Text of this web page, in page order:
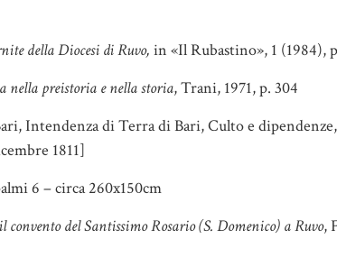
della Diocesi di Ruvo, in «Il Rubastino», 1 (1984),
nella preistoria e nella storia, Trani, 1971, p. 304
Intendenza di Terra di Bari, Culto e
1811]
6 – circa 260x150cm
convento del Santissimo Rosario (S. Domenico) a Ruvo,